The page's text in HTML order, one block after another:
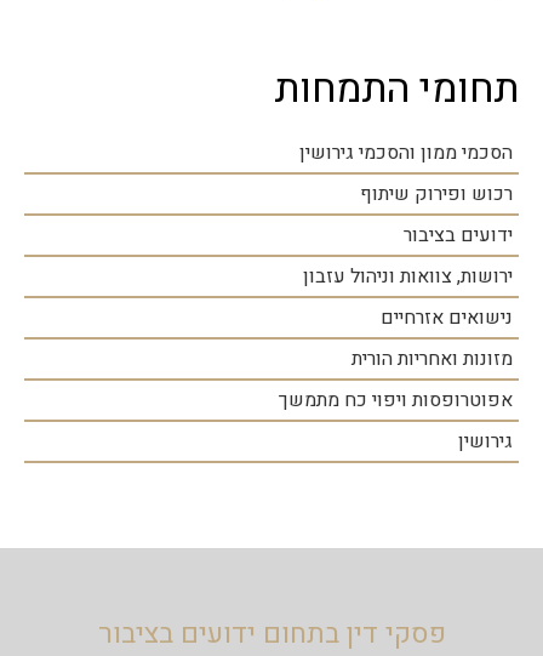
תחומי התמחות
הסכמי ממון והסכמי גירושין
רכוש ופירוק שיתוף
ידועים בציבור
ירושות, צוואות וניהול עזבון
נישואים אזרחיים
מזונות ואחריות הורית
אפוטרופסות ויפוי כח מתמשך
גירושין
פסקי דין בתחום ידועים בציבור